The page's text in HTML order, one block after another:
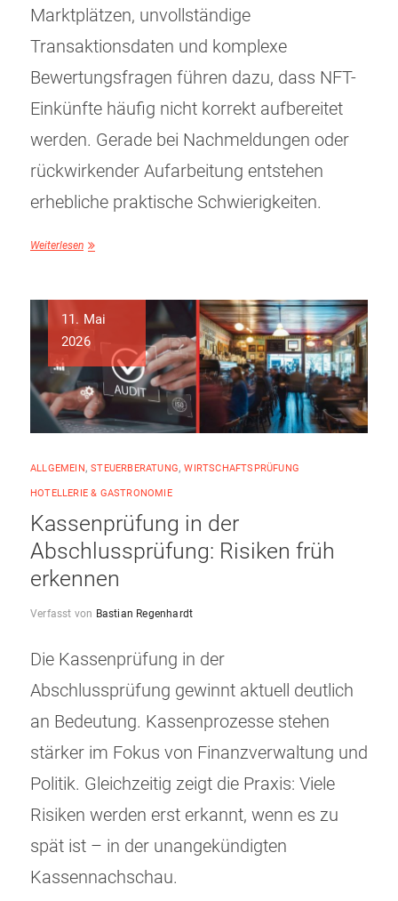
Marktplätzen, unvollständige
Transaktionsdaten und komplexe
Bewertungsfragen führen dazu, dass NFT-
Einkünfte häufig nicht korrekt aufbereitet
werden. Gerade bei Nachmeldungen oder
rückwirkender Aufarbeitung entstehen
erhebliche praktische Schwierigkeiten.
Weiterlesen
11. Mai
2026
ALLGEMEIN,STEUERBERATUNG,WIRTSCHAFTSPRÜFUNG
HOTELLERIE & GASTRONOMIE
Kassenprüfung in der
Abschlussprüfung: Risiken früh
erkennen
Verfasst von Bastian Regenhardt
Die Kassenprüfung in der
Abschlussprüfung gewinnt aktuell deutlich
an Bedeutung. Kassenprozesse stehen
stärker im Fokus von Finanzverwaltung und
Politik. Gleichzeitig zeigt die Praxis: Viele
Risiken werden erst erkannt, wenn es zu
spät ist – in der unangekündigten
Kassennachschau.